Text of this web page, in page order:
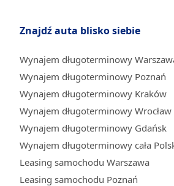
Znajdź auta blisko siebie
Wynajem długoterminowy
Wynajem długoterminowy Poznań
Wynajem długoterminowy Kraków
Wynajem długoterminowy Wrocław
Wynajem długoterminowy Gdańsk
Wynajem długoterminowy cała
Leasing samochodu Warszawa
Leasing samochodu Poznań